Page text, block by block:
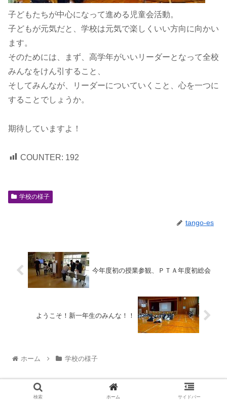
子どもたちが中心になって進める児童会活動。
子どもが元気だと、学校は元気で楽しくいい方向に向かい
ます。
そのためには、まず、高学年がいいリーダーとなって全校
みんなをけん引すること、
そしてみんなが、リーダーについていくこと、心を一つに
することでしょうか。
期待していますよ！
COUNTER: 192
学校の様子
tango-es
今年度初の授業参観、ＰＴＡ年度初総会
ようこそ！新一年生のみんな！！
ホーム 学校の様子
検索 ホーム サイドバー